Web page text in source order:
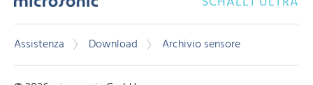
Assistenza Download Archivio sensore